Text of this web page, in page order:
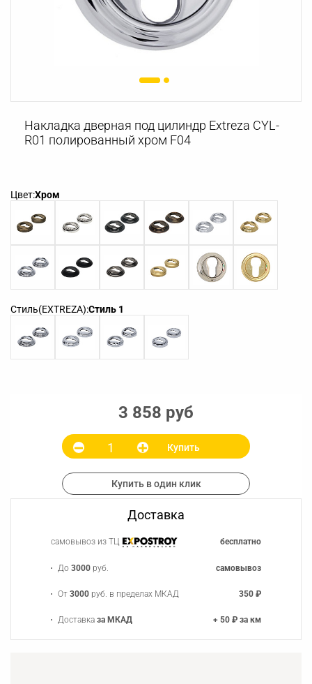
Накладка дверная под цилиндр Extreza CYL-
R01 полированный хром F04
Цвет:Хром
Стиль(EXTREZA):Стиль 1
3 858 руб
Купить
Купить в один клик
Доставка
самовывоз из ТЦ бесплатно
До3000 руб. самовывоз
От3000 руб. в пределах МКАД 350 ₽
Доставказа МКАД + 50 ₽ за км